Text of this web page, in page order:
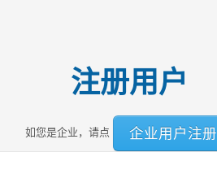
注册用户
如您是企业，请点 企业用户注册